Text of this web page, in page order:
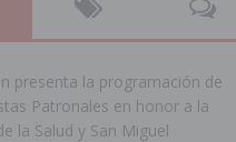
[ 06/08/2026 ] La Escuela
curso 2026-2027
[ 06/08/2026 ]
Convocado el
presenta la programación de
Patronales en honor a la
la Salud y San Miguel